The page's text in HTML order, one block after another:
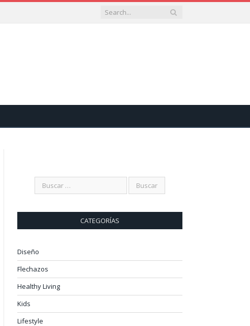
CATEGORÍAS
Diseño
Flechazos
Healthy Living
Kids
Lifestyle